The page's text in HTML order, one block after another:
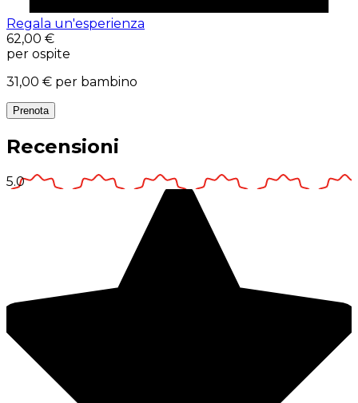
Regala un'esperienza
62,00 €
per ospite
31,00 € per bambino
Prenota
Recensioni
5.0